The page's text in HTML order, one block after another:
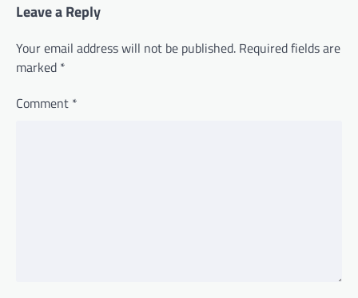
Leave a Reply
Your email address will not be published. Required fields are
marked *
Comment *